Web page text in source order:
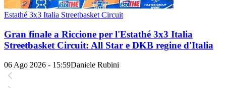
Estathé 3x3 Italia Streetbasket Circuit
Gran finale a Riccione per l'Estathé 3x3 Italia
Streetbasket Circuit: All Star e DKB regine d'Italia
06 Ago 2026 - 15:59Daniele Rubini